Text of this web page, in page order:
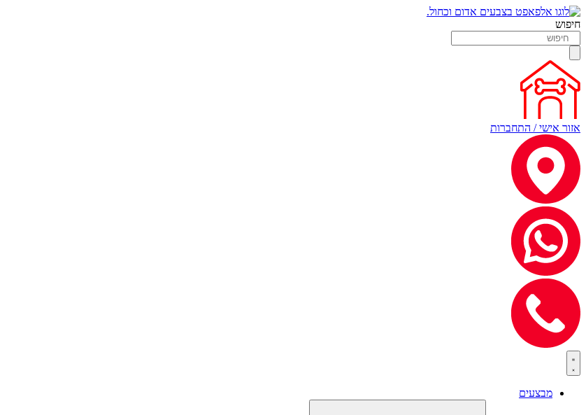
חיפוש
אזור אישי / התחברות
מבצעים